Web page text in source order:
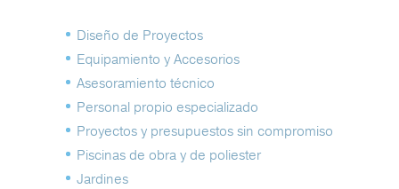
Diseño de Proyectos
Equipamiento y Accesorios
Asesoramiento técnico
Personal propio especializado
Proyectos y presupuestos sin compromiso
Piscinas de obra y de poliester
Jardines